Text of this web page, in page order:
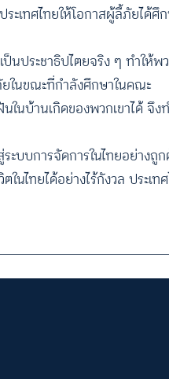
ะเทศไทยให้โอกาสผู้ลี้ภัยได้ศึ
ประชาธิปไตยจริง ๆ ทำให้พว
ในขณะที่กำลังศึกษาในคณะ
นบ้านเกิดของพวกเขาได้ จึง
ะบบการจัดการในไทยอย่างถู
ไทยได้อย่างไร้กังวล ประเทศ